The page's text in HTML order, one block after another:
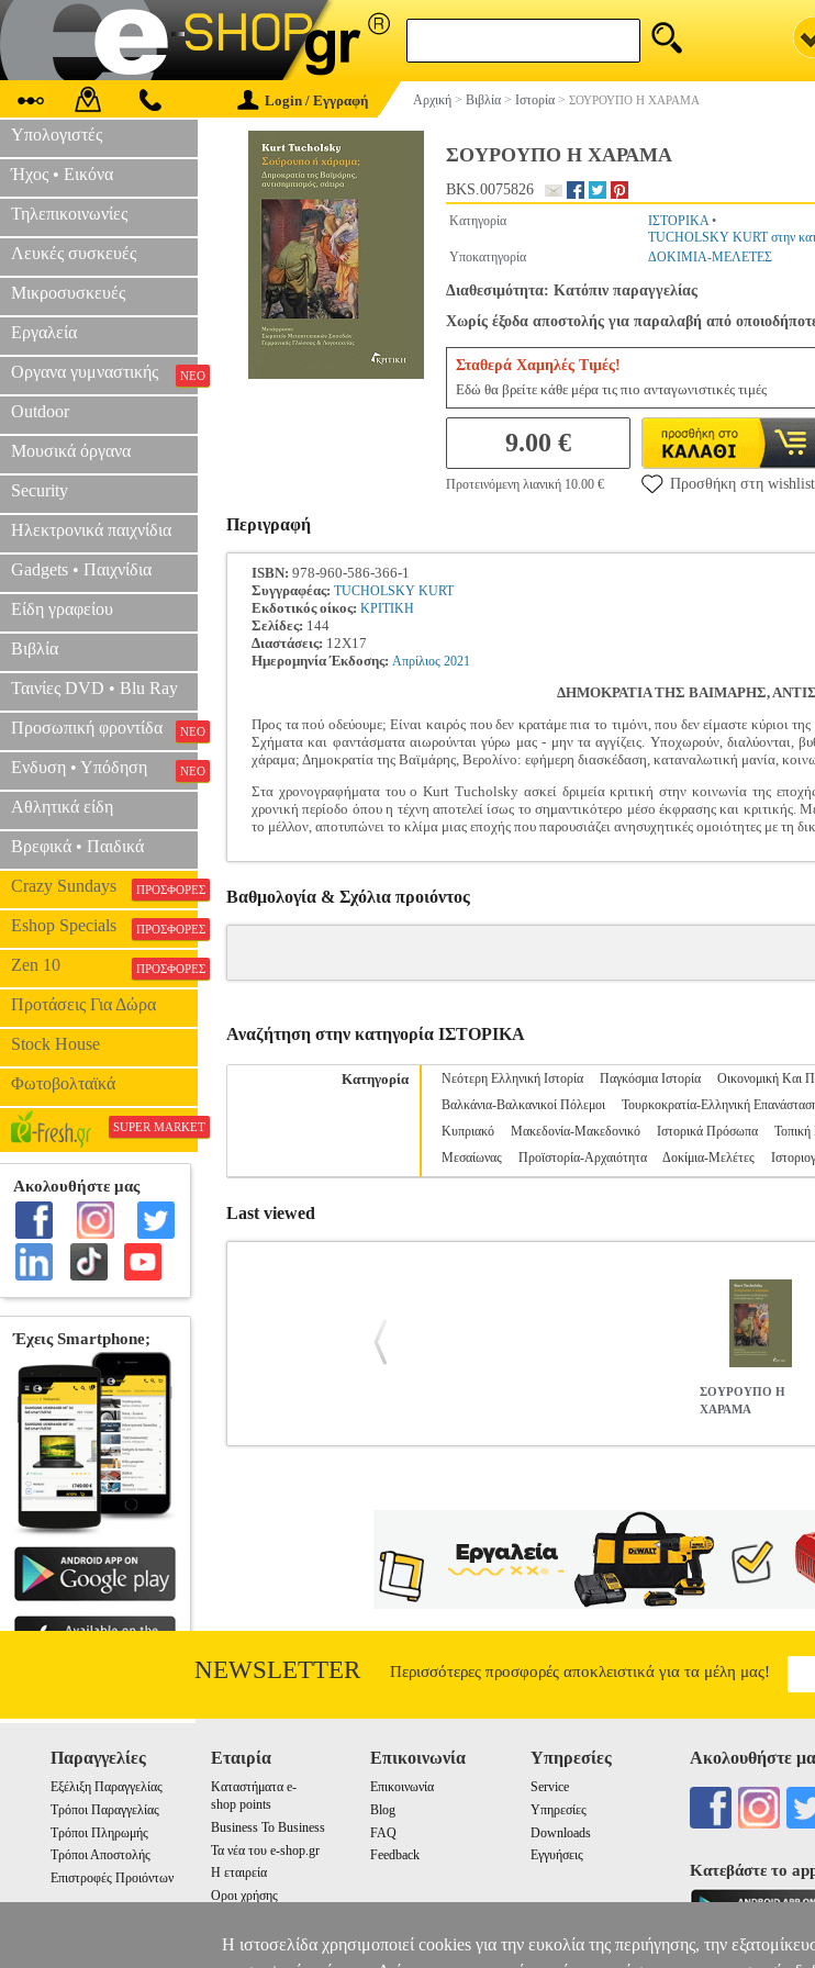
Login / Εγγραφή Αρχική > Βιβλία > Ιστορία > ΣΟΥΡΟΥΠΟ Η ΧΑΡΑΜΑ
Υπολογιστές
Ήχος • Εικόνα
Τηλεπικοινωνίες
Λευκές συσκευές
Μικροσυσκευές
Εργαλεία
Οργανα γυμναστικής ΝΕΟ
Outdoor
Μουσικά όργανα
Security
Ηλεκτρονικά παιχνίδια
Gadgets • Παιχνίδια
Είδη γραφείου
Βιβλία
Ταινίες DVD • Blu Ray
Προσωπική φροντίδα ΝΕΟ
Ενδυση • Υπόδηση ΝΕΟ
Αθλητικά είδη
Βρεφικά • Παιδικά
Crazy Sundays ΠΡΟΣΦΟΡΕΣ
Eshop Specials ΠΡΟΣΦΟΡΕΣ
Zen 10 ΠΡΟΣΦΟΡΕΣ
Προτάσεις Για Δώρα
Stock House
Φωτοβολταϊκά
SUPER MARKET
ΣΟΥΡΟΥΠΟ Η ΧΑΡΑΜΑ
BKS.0075826
Κατηγορία ΙΣΤΟΡΙΚΑ•
TUCHOLSKY KURT στην
Υποκατηγορία
ΔΟΚΙΜΙΑ-ΜΕΛΕΤΕΣ
Διαθεσιμότητα: Κατόπιν παραγγελίας
Χωρίς έξοδα αποστολής για παραλαβή από
Σταθερά Χαμηλές Τιμές!
Εδώ θα βρείτε κάθε μέρα τις πιο ανταγωνιστικές τιμές
9.00 €
Προτεινόμενη λιανική 10.00 € Προσθήκη στη wishlist
Περιγραφή
ISBN: 978-960-586-366-1
Συγγραφέας: TUCHOLSKY KURT
Εκδοτικός οίκος: ΚΡΙΤΙΚΗ
Σελίδες: 144
Διαστάσεις: 12Χ17
Ημερομηνία Έκδοσης: Απρίλιος 2021
ΔΗΜΟΚΡΑΤΙΑ ΤΗΣ ΒΑΙΜΑΡΗΣ,
Προς τα πού οδεύουμε; Είναι καιρός που δεν κρατάμε πια το τιμόνι, που δεν είμαστε κύριοι
Σχήματα και φαντάσματα αιωρούνται γύρω μας - μην τα αγγίζεις. Υποχωρούν, διαλύονται,
χάραμα; Δημοκρατία της Βαϊμάρης, Βερολίνο: εφήμερη διασκέδαση, καταναλωτική μανία,
Στα χρονογραφήματα του ο Kurt Tucholsky ασκεί δριμεία κριτική στην κοινωνία της
χρονική περίοδο όπου η τέχνη αποτελεί ίσως το σημαντικότερο μέσο έκφρασης και
το μέλλον, αποτυπώνει το κλίμα μιας εποχής που παρουσιάζει ανησυχητικές ομοιότητες με τη
Βαθμολογία & Σχόλια προιόντος
Αναζήτηση στην κατηγορία ΙΣΤΟΡΙΚΑ
Κατηγορία Νεότερη Ελληνική Ιστορία Παγκόσμια Ιστορία Οικονομική Και
Βαλκάνια-Βαλκανικοί Πόλεμοι
Τουρκοκρατία-Ελληνική
Κυπριακό
Μακεδονία-Μακεδονικό Ιστορικά Πρόσωπα Τοπική
Μεσαίωνας
Προϊστορία-Αρχαιότητα Δοκίμια-Μελέτες
Last viewed
ΣΟΥΡΟΥΠΟ Η
ΧΑΡΑΜΑ
καιρός που δεν κρατάμε πια το τιμόνι, που δεν είμαστε κύριοι της κατάστασης, που
φαντάσματα αιωρούνται γύρω μας - μην τα αγγίζεις. Υποχωρούν, διαλύονται,
χάραμα; Δημοκρατία της Βαϊμάρης, Βερολίνο: εφήμερη διασκέδαση,
ασκεί δριμεία κριτική στην κοινωνία της εποχής και περιγράφει με μελανά
αποτελεί ίσως το σημαντικότερο μέσο έκφρασης και κριτικής. Με όπλα του τη
αποτυπώνει το κλίμα μιας εποχής που παρουσιάζει ανησυχητικές
8.1
NEWSLETTER Περισσότερες προσφορές αποκλειστικά για τα μέλη μας!
Παραγγελίες
Εξέλιξη Παραγγελίας
Τρόποι Παραγγελίας
Τρόποι Πληρωμής
Τρόποι Αποστολής
Επιστροφές Προιόντων
Εταιρία
Καταστήματα e-
shop points
Business To Business
Τα νέα του e-shop.gr
Η εταιρεία
Οροι χρήσης
Επικοινωνία
Επικοινωνία
Blog
FAQ
Feedback
Υπηρεσίες
Service
Υπηρεσίες
Downloads
Εγγυήσεις
Ακολουθήστε
Κατεβάστε το
Η ιστοσελίδα χρησιμοποιεί cookies για την ευκολία της περιήγησης, την